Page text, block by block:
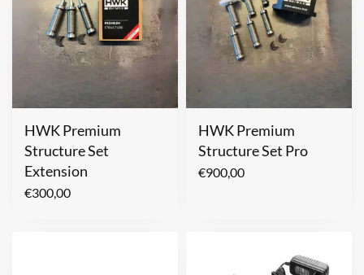
HWK Premium
Structure Set
Extension
€300,00
HWK Premium
Structure Set Pro
€900,00